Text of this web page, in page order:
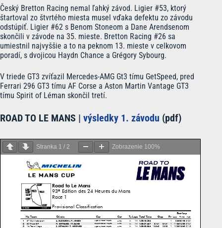
Český Bretton Racing nemal ľahký závod. Ligier #53, ktorý
štartoval zo štvrtého miesta musel vďaka defektu zo závodu
odstúpiť. Ligier #62 s Benom Stoneom a Dane Arendsenom
skončili v závode na 35. mieste. Bretton Racing #26 sa
umiestnil najvyššie a to na peknom 13. mieste v celkovom
poradí, s dvojicou Haydn Chance a Grégory Sybourg.
V triede GT3 zvíťazil Mercedes-AMG Gt3 tímu GetSpeed, pred
Ferrari 296 GT3 tímu AF Corse a Aston Martin Vantage GT3
tímu Spirit of Léman skončil tretí.
ROAD TO LE MANS | výsledky 1. závodu (pdf)
Stranka 1 / 2 Zobrazenie 100%